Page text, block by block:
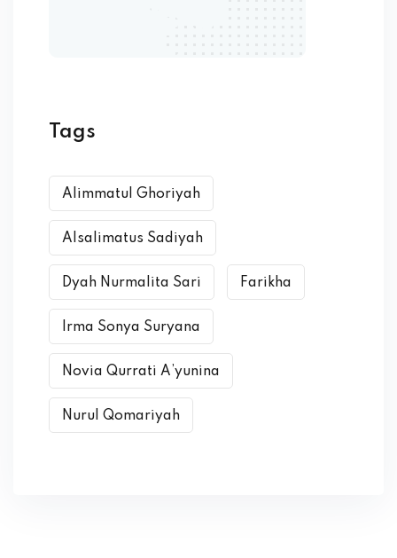
Tags
Alimmatul Ghoriyah
Alsalimatus Sadiyah
Dyah Nurmalita Sari Farikha
Irma Sonya Suryana
Novia Qurrati A’yunina
Nurul Qomariyah